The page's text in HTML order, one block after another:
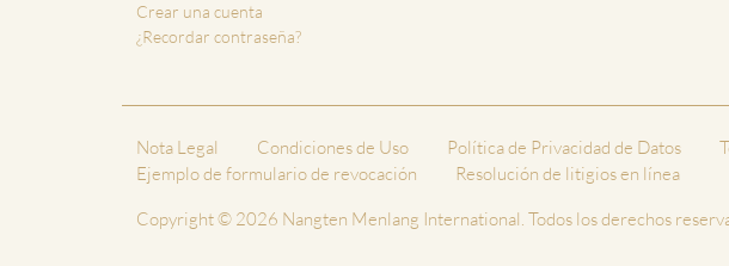
Crear una cuenta
¿Recordar contraseña?
Nota Legal Condiciones de Uso Política de Privacidad de Datos
Ejemplo de formulario de revocación
Resolución de litigios en línea
Copyright © 2026 Nangten Menlang International. Todos los derechos